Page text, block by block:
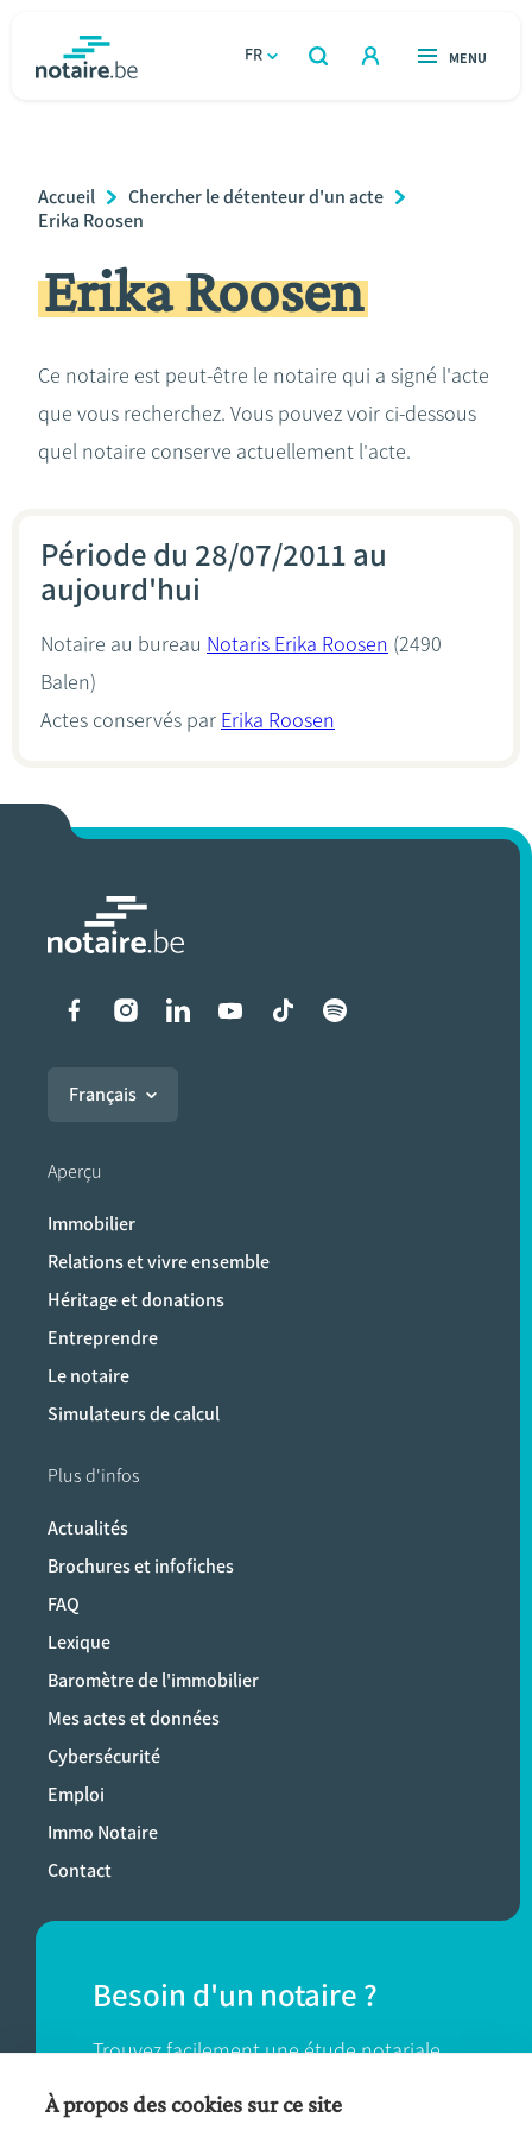
FR
OUVERT
RECHERCHER
OUVERT
MENU
Relations et vivre ensemble
Héritage et donations
Le notaire
Breadcrumb
Accueil
Chercher le détenteur d'un acte
Erika Roosen
Erika Roosen
Ce notaire est peut-être le notaire qui a signé l'acte
que vous recherchez. Vous pouvez voir ci-dessous
quel notaire conserve actuellement l'acte.
Période du 28/07/2011 au
aujourd'hui
Notaire au bureau Notaris Erika Roosen (2490
Balen)
Actes conservés par Erika Roosen
Liens vers les réseaux
Français
Aperçu
Immobilier
Relations et vivre ensemble
Héritage et donations
Entreprendre
Le notaire
Simulateurs de calcul
Plus d'infos
Actualités
Brochures et infofiches
FAQ
Lexique
Baromètre de l'immobilier
Mes actes et données
Cybersécurité
Emploi
Immo Notaire
Contact
Besoin d'un notaire ?
Trouvez facilement une étude notariale
près de chez vous.
À propos des cookies sur ce site